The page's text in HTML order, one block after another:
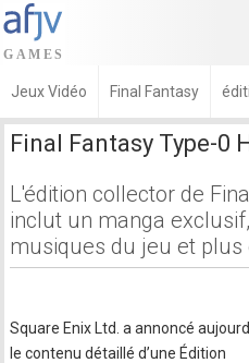
Jeux Vidéo Final Fantasy
Final Fantasy Type-0
L'édition collector de
inclut un manga
musiques du jeu et plus
Square Enix Ltd. a annoncé
le contenu détaillé d’une Édition